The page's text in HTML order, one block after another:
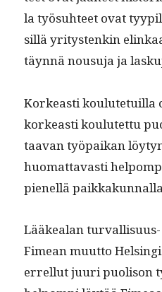
la työ­suh­teet ovat
sil­lä yri­tys­tenkin
täyn­nä nousu­ja ja
Korkeasti koulute­tu­il­la
korkeasti koulutet­tu
taa­van työ­paikan
huo­mat­tavasti
pienel­lä
Lääkealan
Fimean muut­to
er­rel­lut juuri puoli­son